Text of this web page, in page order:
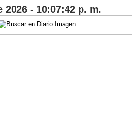
2026 - 10:07:43 p. m.